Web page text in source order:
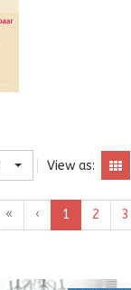
View as:
« ‹ 1 2 3